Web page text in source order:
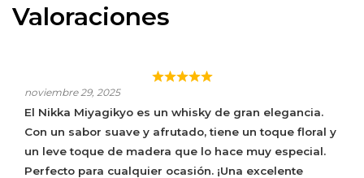
Valoraciones
WHISKY ESCOCÉS AFRUTADO CON TOQUE
AHUMADO.
noviembre 29, 2025
El Nikka Miyagikyo es un whisky de gran elegancia.
Con un sabor suave y afrutado, tiene un toque floral y
un leve toque de madera que lo hace muy especial.
Perfecto para cualquier ocasión. ¡Una excelente